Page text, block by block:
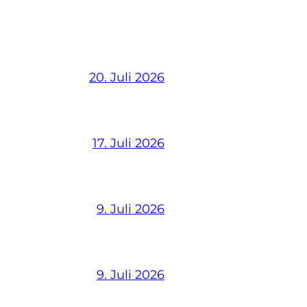
20. Juli 2026
17. Juli 2026
9. Juli 2026
9. Juli 2026